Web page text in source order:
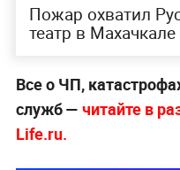
Пожар охватил
театр в Махачкале
Все о ЧП,
служб — читайте в
Life.ru.